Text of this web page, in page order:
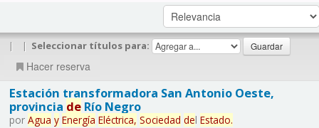
| | Seleccionar títulos para:
Hacer reserva
Estación transformadora San Antonio Oeste,
provincia deRío Negro
por Agua y Energía Eléctrica, Sociedad del Estado.